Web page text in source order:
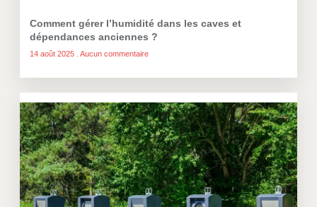
Comment gérer l’humidité dans les caves et
dépendances anciennes ?
14 août 2025 Aucun commentaire